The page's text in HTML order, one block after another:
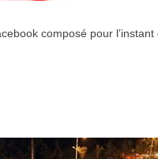
composé pour l’instant